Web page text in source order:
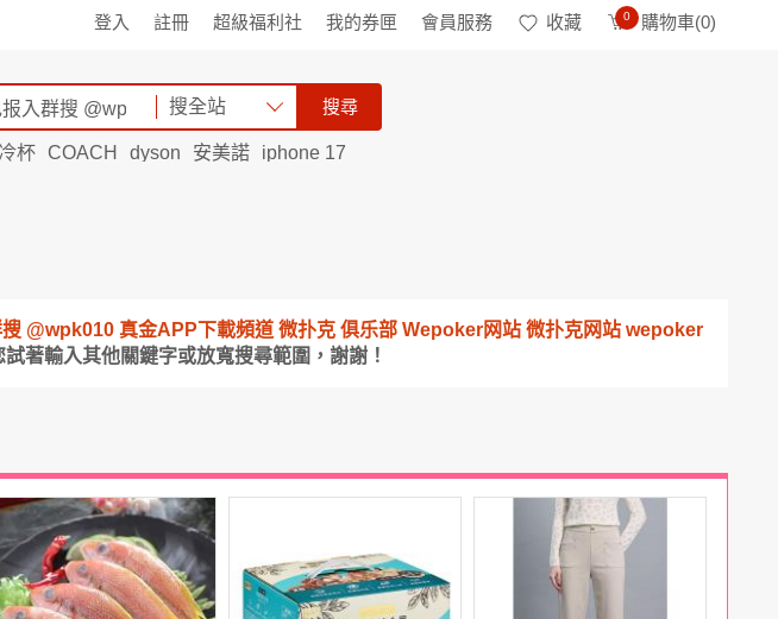
登入 註冊 超級福利社 我的券匣 會員服務 收藏 0 購物車(0)
搜全站 搜尋
杯 COACH dyson 安美諾
iphone 17
@wpk010 真金APP下載頻道 微扑克 俱乐部 Wepoker网站 微扑克网站 wepoker
著輸入其他關鍵字或放寬搜尋範圍，謝謝！